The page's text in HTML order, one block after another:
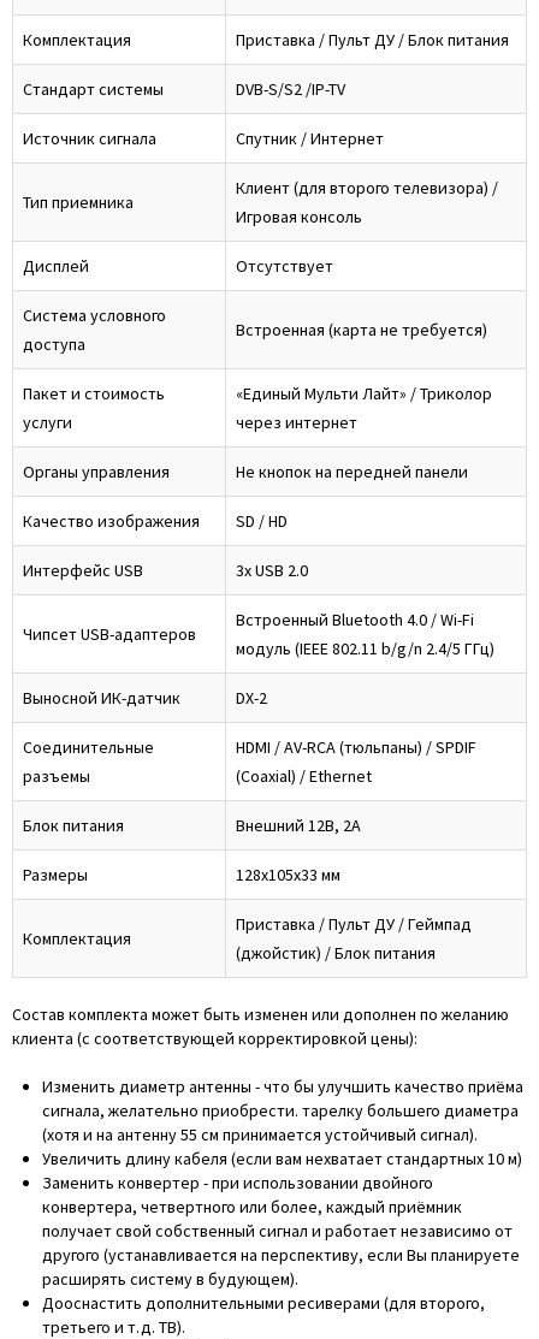
Комплектация Приставка / Пульт ДУ / Блок питания
Стандарт системы DVB-S/S2 /IP-TV
Источник сигнала Спутник / Интернет
Тип приемника
Клиент (для второго телевизора) /
Игровая консоль
Дисплей Отсутствует
Система условного
доступа
Встроенная (карта не требуется)
Пакет и стоимость
услуги
«Единый Мульти Лайт» / Триколор
через интернет
Органы управления Не кнопок на передней панели
Качество изображения SD / HD
Интерфейс USB 3x USB 2.0
Чипсет USB-адаптеров
Встроенный Bluetooth 4.0 / Wi-Fi
модуль (IEEE 802.11 b/g/n 2.4/5 ГГц)
Выносной ИК-датчик DX-2
Соединительные
разъемы
HDMI / AV-RCA (тюльпаны) / SPDIF
(Coaxial) / Ethernet
Блок питания Внешний 12В, 2А
Размеры 128x105x33 мм
Комплектация
Приставка / Пульт ДУ / Геймпад
(джойстик) / Блок питания
Состав комплекта может быть изменен или дополнен по желанию
клиента (с соответствующей корректировкой цены):
Изменить диаметр антенны - что бы улучшить качество приёма
сигнала, желательно приобрести. тарелку большего диаметра
(хотя и на антенну 55 см принимается устойчивый сигнал).
Увеличить длину кабеля (если вам нехватает стандартных 10 м)
Заменить конвертер - при использовании двойного
конвертера, четвертного или более, каждый приёмник
получает свой собственный сигнал и работает независимо от
другого (устанавливается на перспективу, если Вы планируете
расширять систему в будующем).
Дооснастить дополнительными ресиверами (для второго,
третьего и т.д. ТВ).